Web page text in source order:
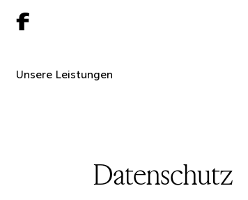
Unsere Leistungen
Datenschutz